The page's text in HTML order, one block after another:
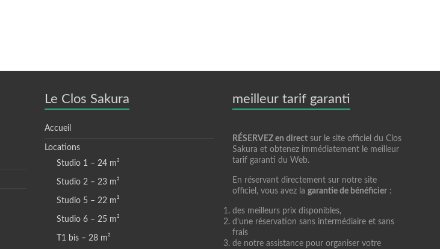
Le Clos Sakura
Accueil
Locations
Studio 1 – 24 m²
Studio 2 – 23 m²
Studio 5 – 22 m²
Studio 6 – 25 m²
T1 bis – 28 m²
meilleur tarif garanti
RÉSERVEZ en direct sur le site officiel du Clos
Sakura et obtenez immédiatement le meilleur
tarif garanti du Web.
En réservant directement sur notre site
officiel, vous avez la garantie de bénéficier :
des meilleurs prix disponibles,
d’une réservation sans intermédiaire et sans
frais
de notre assistance pour organiser votre